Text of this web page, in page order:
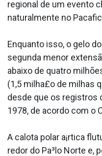
regional de um evento
naturalmente no
Enquanto isso, o gelo
segunda menor
abaixo de quatro
(1,5 milha£o de milhas
desde que os registros
1978, de acordo com o
A calota polar a¡rtica
redor do Pa³lo Norte e,